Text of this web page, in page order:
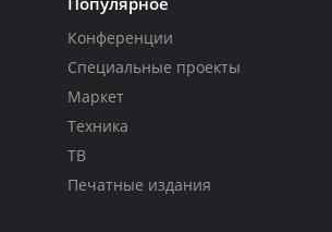
Конференции
Специальные проекты
Маркет
Техника
ТВ
Печатные издания